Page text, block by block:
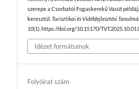
szerepe a Csorbatói Fogaskerekű Vasút
keresztül.Turisztikai és Vidékfejlesztési
10(1). https://doi.org/10.15170/
Idézet formátumok
Folyóirat szám